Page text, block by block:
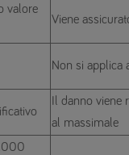
valore
Viene
Non si applica
Il danno
al massimale